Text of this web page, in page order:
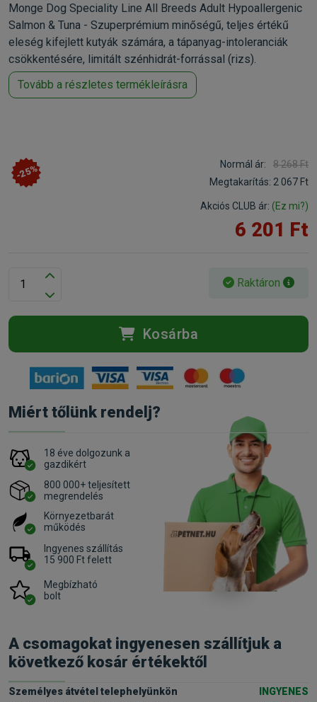
Monge Dog Speciality Line All Breeds Adult Hypoallergenic
Salmon & Tuna - Szuperprémium minőségű, teljes értékű
eleség kifejlett kutyák számára, a tápanyag-intoleranciák
csökkentésére, limitált szénhidrát-forrással (rizs).
Tovább a részletes termékleírásra
-25% Normál ár:
8 268 Ft
Megtakarítás: 2 067 Ft
Akciós CLUB ár: (Ez mi?)
6 201 Ft
Raktáron
Kosárba
Miért tőlünk rendelj?
18 éve dolgozunk a
gazdikért
800 000+ teljesített
megrendelés
Környezetbarát
működés
Ingyenes szállítás
15 900 Ft felett
Megbízható
bolt
A csomagokat ingyenesen szállítjuk a
következő kosár értékektől
Személyes átvétel telephelyünkön
INGYENES